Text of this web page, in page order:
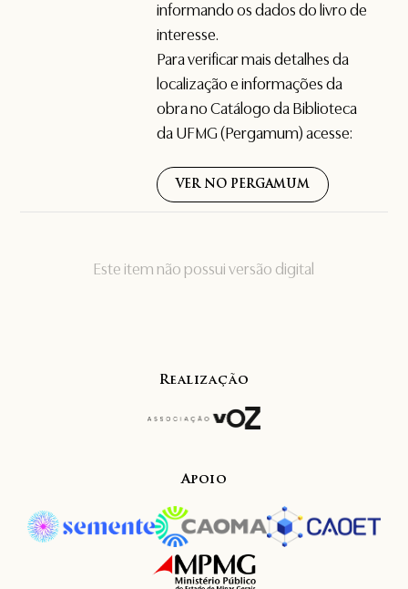
Este item não possui versão digital
informando os dados do livro de
interesse.
Para verificar mais detalhes da
localização e informações da
obra no Catálogo da Biblioteca
da UFMG (Pergamum) acesse:
VER NO PERGAMUM
Realização
Apoio